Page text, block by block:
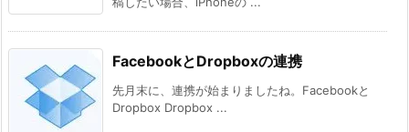
FacebookとDropboxの連携
先月末に、連携が始まりましたね。Facebookと
Dropbox Dropbox ...